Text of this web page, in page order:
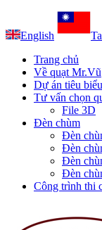
English
Trang chủ
Về quạt Mr.Vũ
Dự án tiêu biểu
Tư vấn chọn
File 3D
Đèn chùm
Đèn
Đèn
Đèn
Đèn
Công trình thi